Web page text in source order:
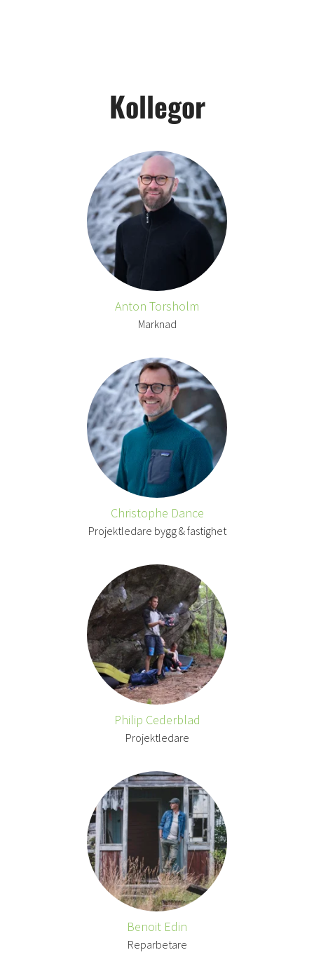
Kollegor
Anton Torsholm
Marknad
Christophe Dance
Projektledare bygg & fastighet
Philip Cederblad
Projektledare
Benoit Edin
Reparbetare